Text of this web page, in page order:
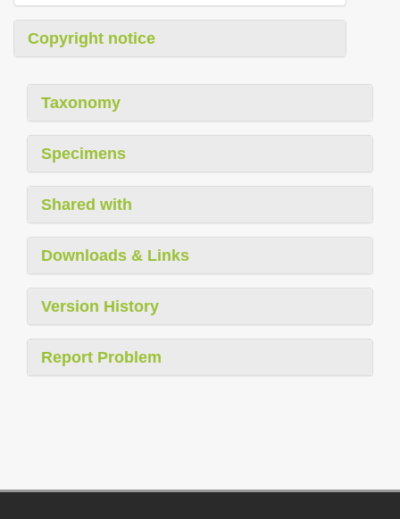
Copyright notice
Taxonomy
Specimens
Shared with
Downloads & Links
Version History
Report Problem